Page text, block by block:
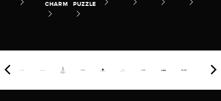
CHARM
PUZZLE